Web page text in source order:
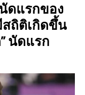
ดแรกของ
สถิติเกิดขึ้น
นัดแรก